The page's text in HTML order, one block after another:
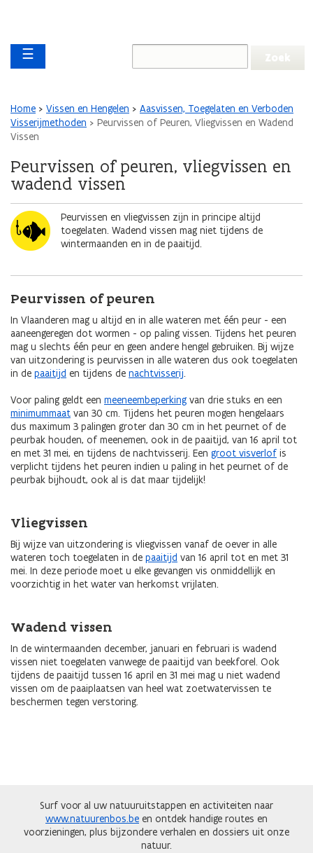
gaan
Main navigation
☰
Kruimelpad
Home Vissen en Hengelen
Aasvissen, Toegelaten en Verboden
Visserijmethoden
Peurvissen of Peuren, Vliegvissen en Wadend
Vissen
Peurvissen of peuren, vliegvissen en
wadend vissen
AfbeeldingPeurvissen en vliegvissen zijn in principe altijd
toegelaten. Wadend vissen mag niet tijdens de
wintermaanden en in de paaitijd.
Peurvissen of peuren
In Vlaanderen mag u altijd en in alle wateren met één peur - een
aaneengeregen dot wormen - op paling vissen. Tijdens het peuren
mag u slechts één peur en geen andere hengel gebruiken. Bij wijze
van uitzondering is peurvissen in alle wateren dus ook toegelaten
in de paaitijd en tijdens de nachtvisserij.
Voor paling geldt een meeneembeperking van drie stuks en een
minimummaat van 30 cm. Tijdens het peuren mogen hengelaars
dus maximum 3 palingen groter dan 30 cm in het peurnet of de
peurbak houden, of meenemen, ook in de paaitijd, van 16 april tot
en met 31 mei, en tijdens de nachtvisserij. Een groot visverlof is
verplicht tijdens het peuren indien u paling in het peurnet of de
peurbak bijhoudt, ook al is dat maar tijdelijk!
Vliegvissen
Bij wijze van uitzondering is vliegvissen vanaf de oever in alle
wateren toch toegelaten in de paaitijd van 16 april tot en met 31
mei. In deze periode moet u elke gevangen vis onmiddellijk en
voorzichtig in het water van herkomst vrijlaten.
Wadend vissen
In de wintermaanden december, januari en februari is wadend
vissen niet toegelaten vanwege de paaitijd van beekforel. Ook
tijdens de paaitijd tussen 16 april en 31 mei mag u niet wadend
vissen om de paaiplaatsen van heel wat zoetwatervissen te
beschermen tegen verstoring.
Surf voor al uw natuuruitstappen en activiteiten naar
www.natuurenbos.be en ontdek handige routes en
voorzieningen, plus bijzondere verhalen en dossiers uit onze
natuur.